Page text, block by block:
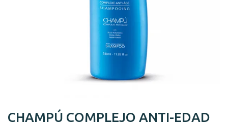
CHAMPÚ COMPLEJO ANTI-EDAD